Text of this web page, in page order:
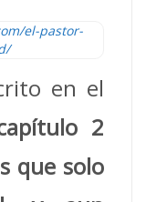
el-pastor-
en el
2
que solo